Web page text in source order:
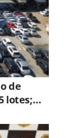
de
lotes;